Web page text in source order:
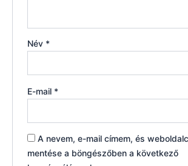
Név *
E-mail *
A nevem, e-mail címem, és
mentése a böngészőben a következő